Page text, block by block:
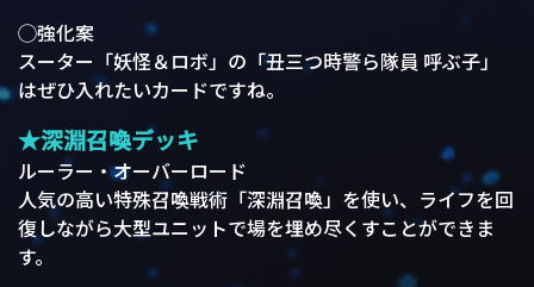
◯強化案
スーター「妖怪＆ロボ」の「丑三つ時警ら隊員 呼ぶ子」
はぜひ入れたいカードですね。
★深淵召喚デッキ
ルーラー・オーバーロード
人気の高い特殊召喚戦術「深淵召喚」を使い、ライフを回
復しながら大型ユニットで場を埋め尽くすことができま
す。